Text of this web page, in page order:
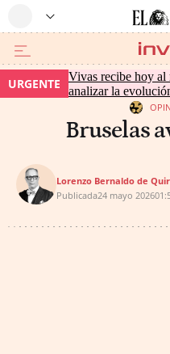
URGENTE
Vivas recibe hoy
analizar la
Bruselas
Lorenzo Bernaldo de
Publicada24 mayo 2026